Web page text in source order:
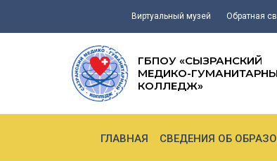
Виртуальный музей Обратная
ГБПОУ «СЫЗРАНСКИЙ
МЕДИКО-
КОЛЛЕДЖ»
ГЛАВНАЯ СВЕДЕНИЯ ОБ